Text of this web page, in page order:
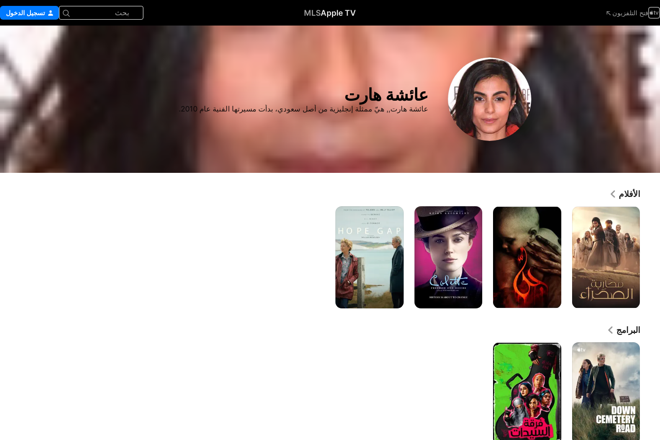
فتح التلفزيون Apple TV
MLS بحث تسجيل الدخول
عائشة هارت
عائشة هارت,, هيّ ممثلة إنجليزية من أصل سعودي، بدأت مسيرتها الفنية عام 2010.
الأفلام
Desert
جن كوليت
Hope
البرامج
Down
Cemetery
فرقة
السيدات
-
وي
أر
لايدي
بارتس